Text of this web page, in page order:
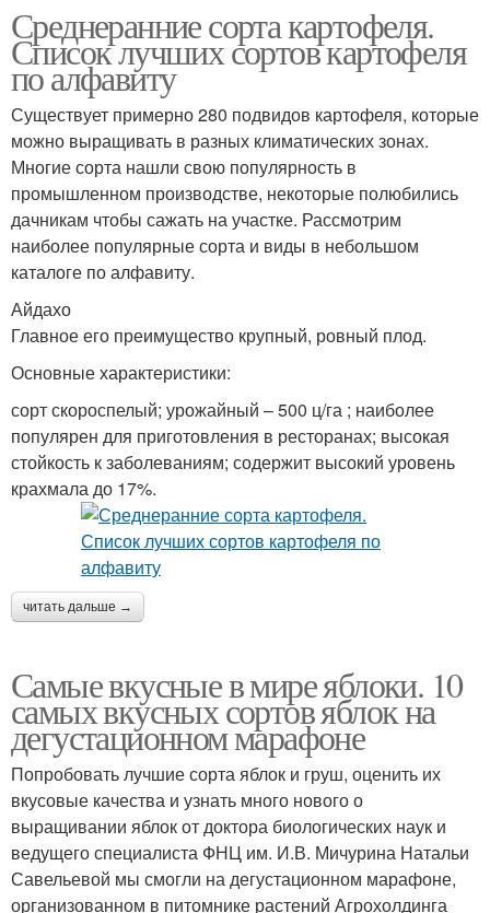
Среднеранние сорта картофеля.
Список лучших сортов картофеля
по алфавиту
Существует примерно 280 подвидов картофеля, которые
можно выращивать в разных климатических зонах.
Многие сорта нашли свою популярность в
промышленном производстве, некоторые полюбились
дачникам чтобы сажать на участке. Рассмотрим
наиболее популярные сорта и виды в небольшом
каталоге по алфавиту.
Айдахо
Главное его преимущество крупный, ровный плод.
Основные характеристики:
сорт скороспелый; урожайный – 500 ц/га ; наиболее
популярен для приготовления в ресторанах; высокая
стойкость к заболеваниям; содержит высокий уровень
крахмала до 17%.
читать дальше →
Самые вкусные в мире яблоки. 10
самых вкусных сортов яблок на
дегустационном марафоне
Попробовать лучшие сорта яблок и груш, оценить их
вкусовые качества и узнать много нового о
выращивании яблок от доктора биологических наук и
ведущего специалиста ФНЦ им. И.В. Мичурина Натальи
Савельевой мы смогли на дегустационном марафоне,
организованном в питомнике растений Агрохолдинга